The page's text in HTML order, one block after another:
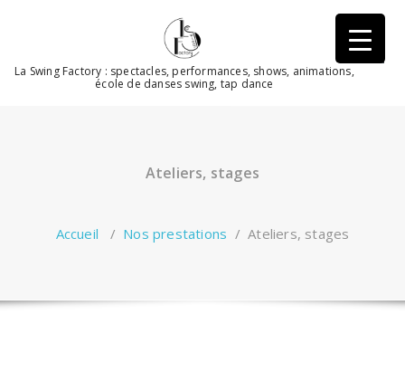
La Swing Factory : spectacles, performances, shows, animations,
école de danses swing, tap dance
Ateliers, stages
Accueil / Nos prestations /Ateliers, stages